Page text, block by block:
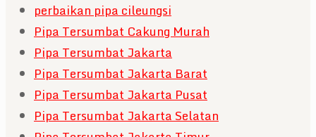
perbaikan pipa cileungsi
Pipa Tersumbat Cakung Murah
Pipa Tersumbat Jakarta
Pipa Tersumbat Jakarta Barat
Pipa Tersumbat Jakarta Pusat
Pipa Tersumbat Jakarta Selatan